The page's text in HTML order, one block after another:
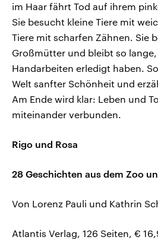
im Haar fährt Tod auf ihrem
Sie besucht kleine Tiere mit
Tiere mit scharfen Zähnen. Sie
Großmütter und bleibt so
Handarbeiten erledigt haben.
Welt sanfter Schönheit und
Am Ende wird klar: Leben und
miteinander verbunden.
Rigo und Rosa
28 Geschichten aus dem Zoo
Von Lorenz Pauli und Kathrin
Atlantis Verlag, 126 Seiten, €